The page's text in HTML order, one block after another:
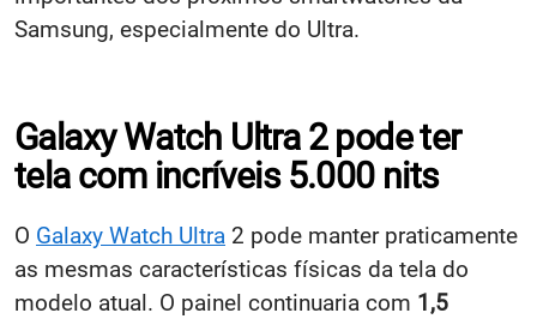
Samsung, especialmente do Ultra.
Galaxy Watch Ultra 2 pode ter
tela com incríveis 5.000 nits
O Galaxy Watch Ultra 2 pode manter praticamente
as mesmas características físicas da tela do
modelo atual. O painel continuaria com 1,5